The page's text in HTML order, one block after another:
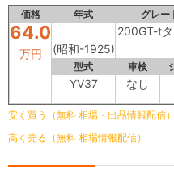
価格 年式 グレー
64.0
万円 (昭和-1925)
200GT-t
型式 車検
YV37 なし
安く買う（無料 相場・出品情報配信）
高く売る（無料 相場情報配信）